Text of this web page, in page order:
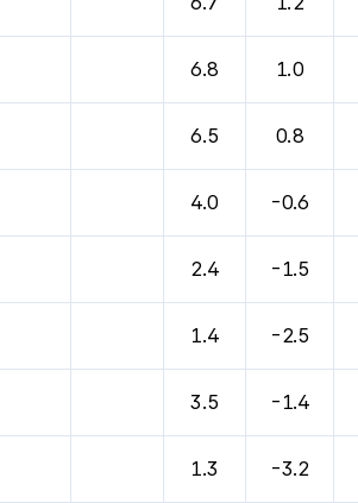
6.8 1.0
6.5 0.8
4.0 -0.6
2.4 -1.5
1.4 -2.5
3.5 -1.4
1.3 -3.2